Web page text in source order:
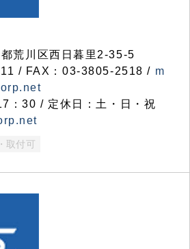
荒川区西日暮里2-35-5
/ FAX：03-3805-2518 / m
：30 / 定休日：土・日・祝
取付可